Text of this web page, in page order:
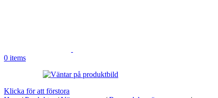
0 items
Klicka för att förstora